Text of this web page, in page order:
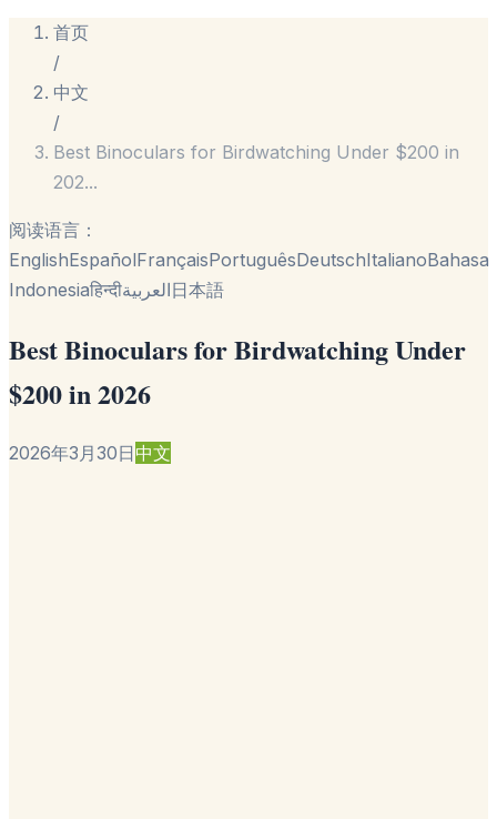
首页
/
中文
/
Best Binoculars for Birdwatching Under $200 in
202...
阅读语言：
EnglishEspañolFrançaisPortuguêsDeutschItalianoBahasa
Indonesiaहिन्दीالعربية日本語
Best Binoculars for Birdwatching Under
$200 in 2026
2026年3月30日中文